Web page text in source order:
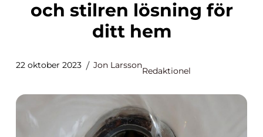
och stilren lösning för
ditt hem
22 oktober 2023 Jon Larsson
Redaktionel